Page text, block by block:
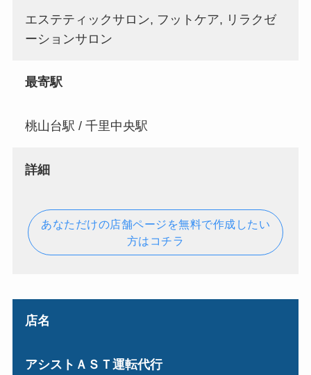
エステティックサロン, フットケア, リラクゼ
ーションサロン
最寄駅
桃山台駅 / 千里中央駅
詳細
あなただけの店舗ページを無料で作成したい
方はコチラ
店名
アシストＡＳＴ運転代行